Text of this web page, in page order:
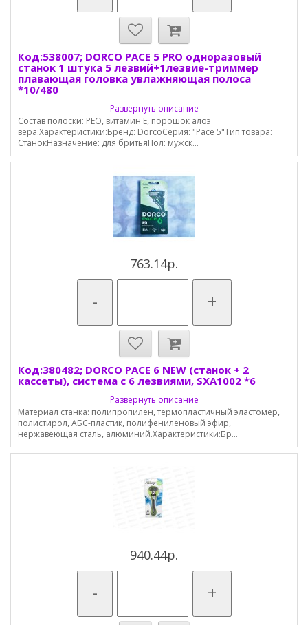
Код:538007; DORCO PACE 5 PRO одноразовый
станок 1 штука 5 лезвий+1лезвие-триммер
плавающая головка увлажняющая полоса
*10/480
Развернуть описание
Состав полоски: РЕО, витамин Е, порошок алоэ
вера.Характеристики:Бренд: DorcoСерия: "Pace 5"Тип товара:
СтанокНазначение: для бритьяПол: мужск...
763.14р.
- +
Код:380482; DORCO PACE 6 NEW (станок + 2
кассеты), система с 6 лезвиями, SXA1002 *6
Развернуть описание
Материал станка: полипропилен, термопластичный эластомер,
полистирол, АБС-пластик, полифениленовый эфир,
нержавеющая сталь, алюминий.Характеристики:Бр...
940.44р.
- +